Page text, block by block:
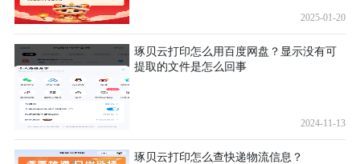
2025-01-20
琢贝云打印怎么用百度网盘？显示没有可
提取的文件是怎么回事
2024-11-13
琢贝云打印怎么查快递物流信息？